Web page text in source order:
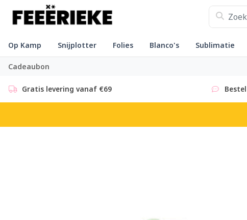
Op Kamp Snijplotter Folies Blanco's Sublimatie
Cadeaubon
Gratis levering vanaf €69